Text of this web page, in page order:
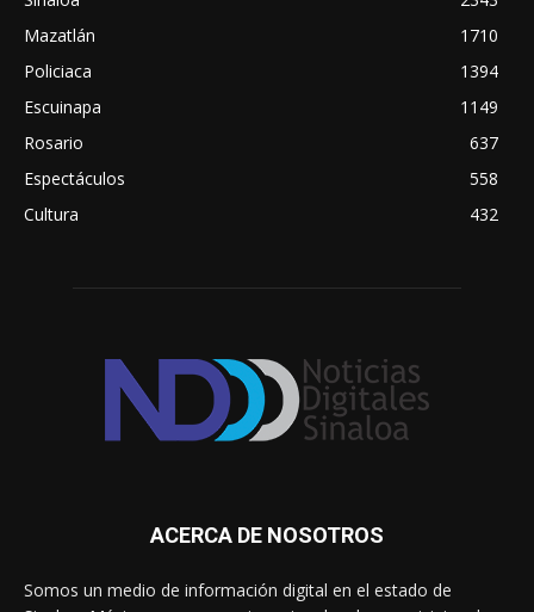
Mazatlán
1710
Policiaca
1394
Escuinapa
1149
Rosario
637
Espectáculos
558
Cultura
432
ACERCA DE NOSOTROS
Somos un medio de información digital en el estado de